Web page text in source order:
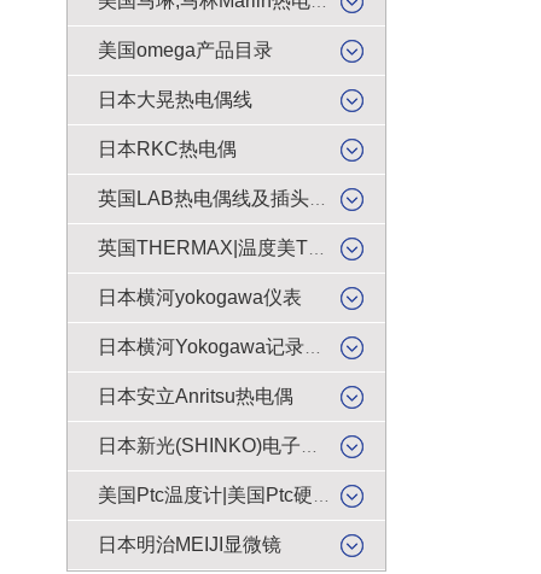
美国omega产品目录
日本大晃热电偶线
日本RKC热电偶
日本横河yokogawa仪表
日本安立Anritsu热电偶
日本明治MEIJI显微镜